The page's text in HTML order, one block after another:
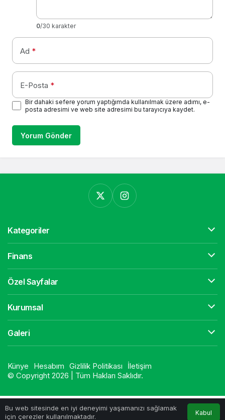
0/30 karakter
Ad *
E-Posta *
Bir dahaki sefere yorum yaptığımda kullanılmak üzere adımı, e-
posta adresimi ve web site adresimi bu tarayıcıya kaydet.
Yorum Gönder
Bu web sitesinde en iyi deneyimi yaşamanızı sağlamak
için çerezler kullanılmaktadır.
Kabul
Kategoriler
Finans
Özel Sayfalar
Kurumsal
Galeri
Künye Hesabım Gizlilik Politikası
İletişim
© Copyright 2026 | Tüm Hakları Saklıdır.